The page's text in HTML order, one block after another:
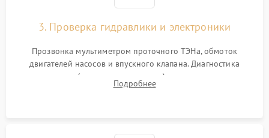
3. Проверка гидравлики и электроники
Прозвонка мультиметром проточного ТЭНа, обмоток
двигателей насосов и впускного клапана. Диагностика
прессостата (датчика уровня воды), датчика мутности,
концевика дверцы и электронного модуля управления.
Подробнее